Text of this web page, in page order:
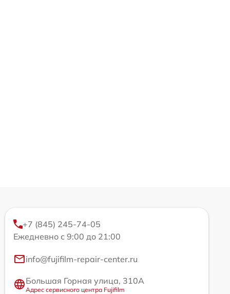
+7 (845) 245-74-05
Ежедневно с 9:00 до 21:00
info@fujifilm-repair-center.ru
Большая Горная улица, 310А
Адрес сервисного центра Fujifilm